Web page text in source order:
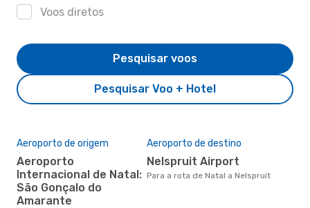
Voos diretos
Pesquisar Voo + Hotel
Pesquisar voos
Aeroporto de origem
Aeroporto
Internacional de Natal:
São Gonçalo do
Amarante
Aeroporto de destino
Nelspruit Airport
Para a rota de Natal a Nelspruit